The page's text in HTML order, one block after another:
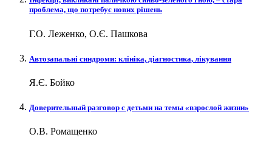
проблема, що потребує нових рішень
Г.О. Леженко, О.Є. Пашкова
Автозапальні синдроми: клініка, діагностика, лікування
Я.Є. Бойко
Доверительный разговор с детьми на темы «взрослой жизни»
О.В. Ромащенко